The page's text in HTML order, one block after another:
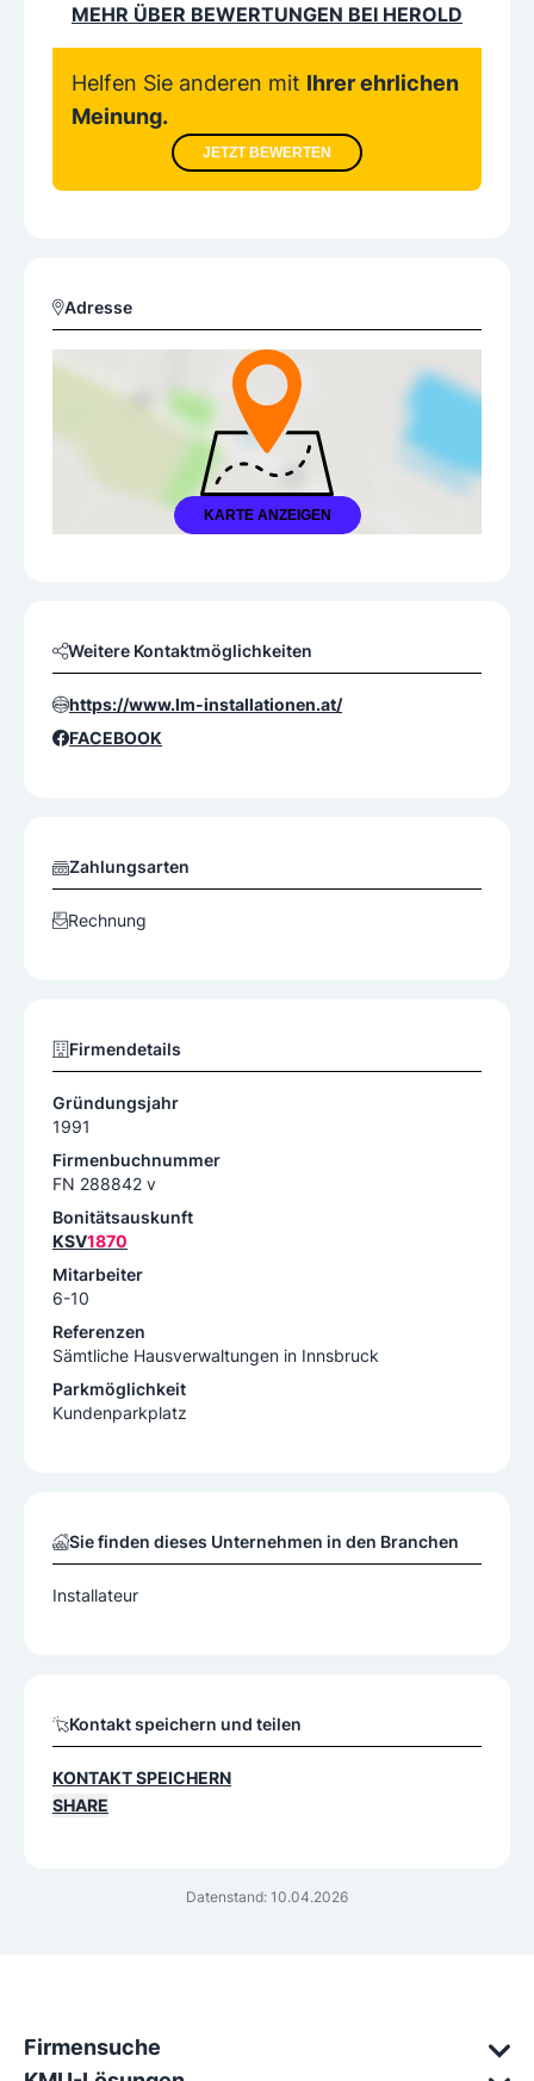
MEHR ÜBER BEWERTUNGEN BEI HEROLD
Helfen Sie anderen mit Ihrer ehrlichen
Meinung.
JETZT BEWERTEN
Adresse
KARTE ANZEIGEN
Datenstand: 10.04.2026
Weitere Kontaktmöglichkeiten
https://www.lm-installationen.at/
FACEBOOK
Zahlungsarten
Rechnung
Firmendetails
Gründungsjahr
1991
Firmenbuchnummer
FN 288842 v
Bonitätsauskunft
KSV1870
Mitarbeiter
6-10
Referenzen
Sämtliche Hausverwaltungen in Innsbruck
Parkmöglichkeit
Kundenparkplatz
Sie finden dieses Unternehmen in den Branchen
Installateur
Kontakt speichern und teilen
KONTAKT SPEICHERN
SHARE
Firmensuche